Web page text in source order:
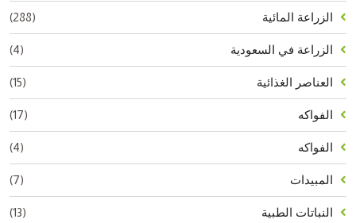
الزراعة المائية (288)
الزراعة في السعودية (4)
العناصر الغذائية (15)
الفواكه (17)
الفواكه (4)
المبيدات (7)
النباتات الطبية (13)